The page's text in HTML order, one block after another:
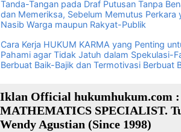
Tanda-Tangan pada Draf Putusan Tanpa
dan Memeriksa, Sebelum Memutus Perkara
Nasib Warga maupun Rakyat-Publik
Cara Kerja HUKUM KARMA yang Penting
Pahami agar Tidak Jatuh dalam Spekulasi-
Berbuat Baik-Bajik dan Termotivasi Berbuat
Iklan Official hukumhukum.com :
MATHEMATICS SPECIALIST.
Wendy Agustian (Since 1998)